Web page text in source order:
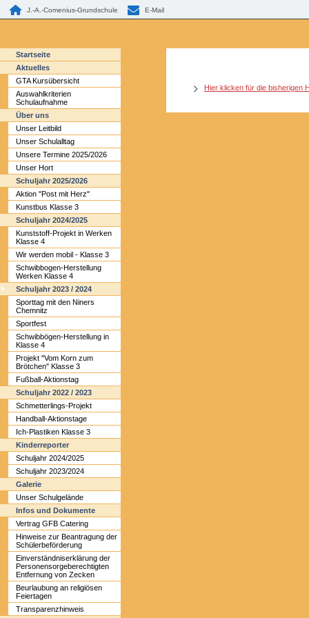
J.-A.-Comenius-Grundschule E-Mail
Startseite
Aktuelles
GTA Kursübersicht
Auswahlkriterien
Schulaufnahme
Über uns
Unser Leitbild
Unser Schulalltag
Unsere Termine 2025/2026
Unser Hort
Schuljahr 2025/2026
Aktion "Post mit Herz"
Kunstbus Klasse 3
Schuljahr 2024/2025
Kunststoff-Projekt in Werken
Klasse 4
Wir werden mobil - Klasse 3
Schwibbogen-Herstellung
Werken Klasse 4
Schuljahr 2023 / 2024
Sporttag mit den Niners
Chemnitz
Sportfest
Schwibbögen-Herstellung in
Klasse 4
Projekt "Vom Korn zum
Brötchen" Klasse 3
Fußball-Aktionstag
Schuljahr 2022 / 2023
Schmetterlings-Projekt
Handball-Aktionstage
Ich-Plastiken Klasse 3
Kinderreporter
Schuljahr 2024/2025
Schuljahr 2023/2024
Galerie
Unser Schulgelände
Infos und Dokumente
Vertrag GFB Catering
Hinweise zur Beantragung der
Schülerbeförderung
Einverständniserklärung der
Personensorgeberechtigten
Entfernung von Zecken
Beurlaubung an religiösen
Feiertagen
Transparenzhinweis
Hier klicken für die bisherigen